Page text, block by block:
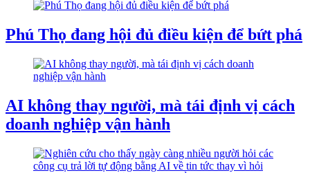
Phú Thọ đang hội đủ điều kiện để bứt phá
AI không thay người, mà tái định vị cách
doanh nghiệp vận hành